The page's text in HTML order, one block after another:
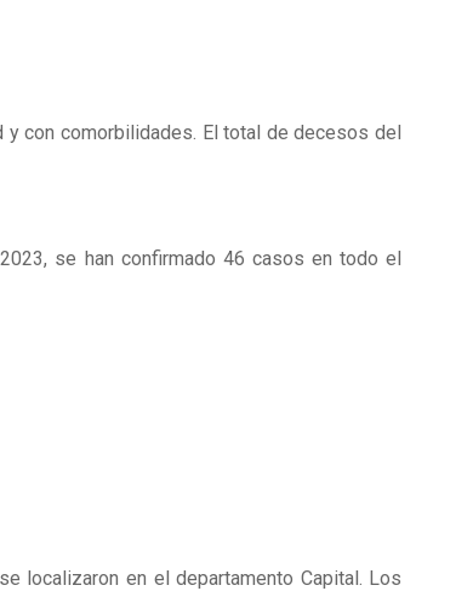
y con comorbilidades. El total de decesos del
se han confirmado 46 casos en todo el
localizaron en el departamento Capital. Los